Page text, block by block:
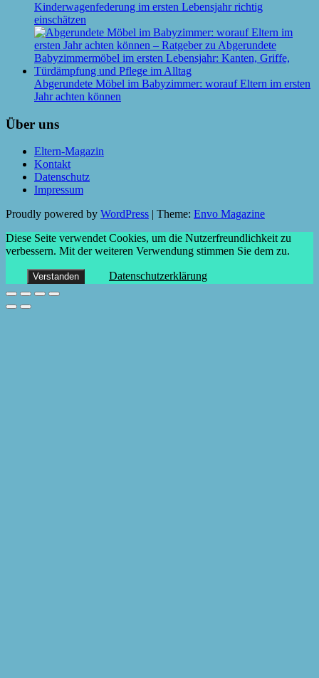
Kinderwagenfederung im ersten Lebensjahr richtig
einschätzen
Abgerundete Möbel im Babyzimmer: worauf Eltern im ersten
Jahr achten können
Über uns
Eltern-Magazin
Kontakt
Datenschutz
Impressum
Proudly powered by WordPress Theme: Envo Magazine
Diese Seite verwendet Cookies, um die Nutzerfreundlichkeit zu
verbessern. Mit der weiteren Verwendung stimmen Sie dem zu.
Verstanden Datenschutzerklärung